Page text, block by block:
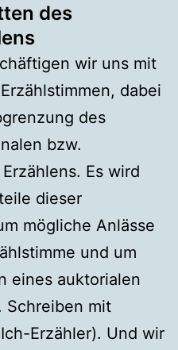
des
wir uns mit
dabei
des
bzw.
Es wird
dieser
mögliche Anlässe
und um
eines auktorialen
Schreiben mit
Erzähler). Und wir